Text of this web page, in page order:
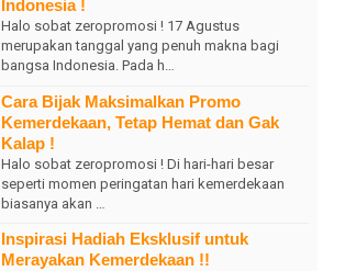
Indonesia !
Halo sobat zeropromosi ! 17 Agustus
merupakan tanggal yang penuh makna bagi
bangsa Indonesia. Pada h…
Cara Bijak Maksimalkan Promo
Kemerdekaan, Tetap Hemat dan Gak
Kalap !
Halo sobat zeropromosi ! Di hari-hari besar
seperti momen peringatan hari kemerdekaan
biasanya akan …
Inspirasi Hadiah Eksklusif untuk
Merayakan Kemerdekaan !!